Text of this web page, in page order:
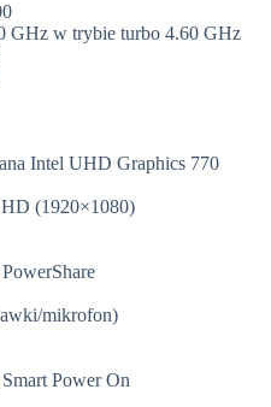
GHz w trybie turbo 4.60 GHz
Intel UHD Graphics 770
(1920×1080)
mikrofon)
Power On